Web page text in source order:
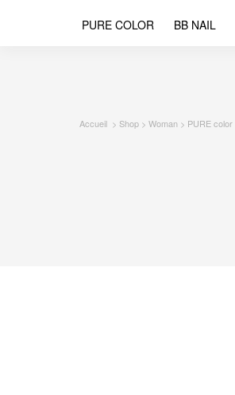
PURE COLOR BB NAIL
Accueil Shop Woman PURE color